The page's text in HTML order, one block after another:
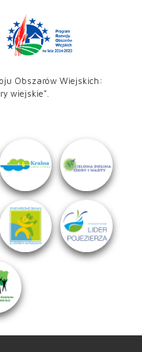
Obszarów Wiejskich:
wiejskie".